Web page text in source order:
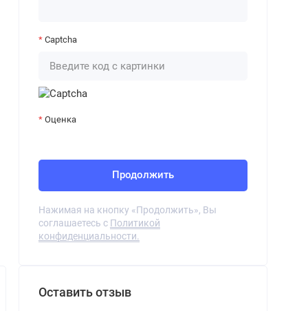
Captcha
Оценка
Продолжить
Нажимая на кнопку «Продолжить», Вы
соглашаетесь с Политикой
конфиденциальности.
Оставить отзыв